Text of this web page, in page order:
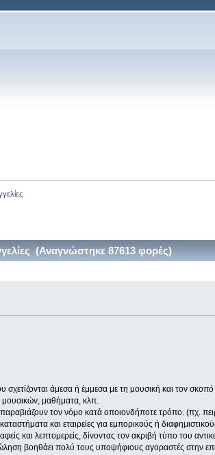
(Αναγνώστηκε 87613 φορές)
σχετίζονται άμεσα ή έμμεσα με τη μουσική και τον
μαθήματα, κλπ.
τον νόμο κατά οποιονδήποτε τρόπο. (πχ.
και εταιρείες για εμπορικούς ή
και λεπτομερείς, δίνοντας τον ακριβή τύπο του
βοηθάει πολύ τους υποψήφιους αγοραστές στην